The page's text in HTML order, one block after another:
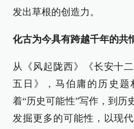
发出草根的创造力。
化古为今具有跨越千年的共
从《风起陇西》《长安十
五日》，马伯庸的历史题
着“历史可能性”写作，到历
发掘更多的可能性，以现